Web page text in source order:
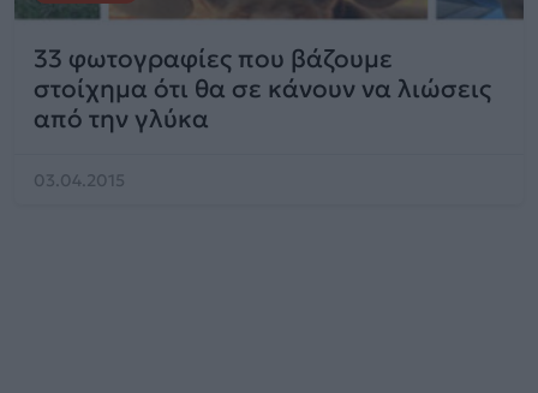
33 φωτογραφίες που βάζουμε
στοίχημα ότι θα σε κάνουν να λιώσεις
από την γλύκα
03.04.2015